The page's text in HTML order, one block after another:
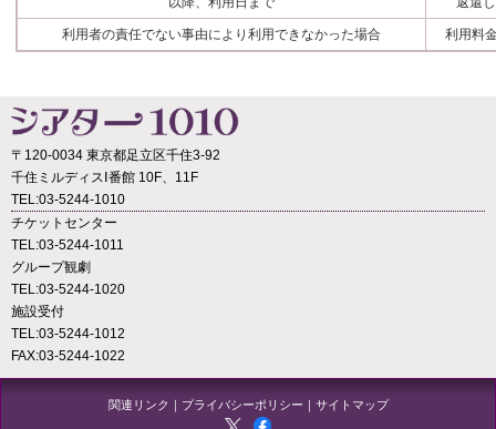
利用者の責任でない事由により利用できなかった場合 利用料
〒120-0034 東京都足立区千住3-92
千住ミルディスⅠ番館 10F、11F
TEL:03-5244-1010
チケットセンター
TEL:03-5244-1011
グループ観劇
TEL:03-5244-1020
施設受付
TEL:03-5244-1012
FAX:03-5244-1022
関連リンク ｜ プライバシーポリシー ｜ サイトマップ